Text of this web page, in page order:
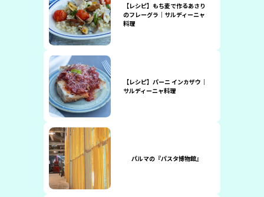
【レシピ】もち麦で作るあさり
のフレーグラ｜サルディーニャ
料理
【レシピ】パーニ インカザウ｜
サルディーニャ料理
パルマの『パスタ博物館』